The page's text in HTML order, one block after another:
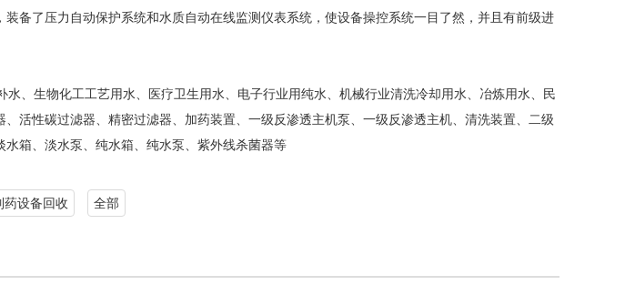
备了压力自动保护系统和水质自动在线监测仪表系统，使设备操控系统一目了然，并且有前级进
、生物化工工艺用水、医疗卫生用水、电子行业用纯水、机械行业清洗冷却用水、冶炼用水、民
活性碳过滤器、精密过滤器、加药装置、一级反渗透主机泵、一级反渗透主机、清洗装置、二级
箱、淡水泵、纯水箱、纯水泵、紫外线杀菌器等
药设备回收 全部